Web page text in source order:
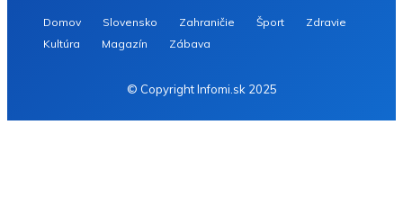
Domov Slovensko Zahraničie Šport
Zdravie
Kultúra
Magazín Zábava
© Copyright Infomi.sk 2025